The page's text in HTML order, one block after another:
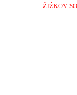
ŽIŽKOV